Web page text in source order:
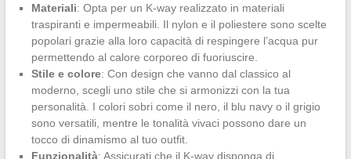
Materiali: Opta per un K-way realizzato in materiali
traspiranti e impermeabili. Il nylon e il poliestere sono scelte
popolari grazie alla loro capacità di respingere l’acqua pur
permettendo al calore corporeo di fuoriuscire.
Stile e colore: Con design che vanno dal classico al
moderno, scegli uno stile che si armonizzi con la tua
personalità. I colori sobri come il nero, il blu navy o il grigio
sono versatili, mentre le tonalità vivaci possono dare un
tocco di dinamismo al tuo outfit.
Funzionalità: Assicurati che il K-way disponga di